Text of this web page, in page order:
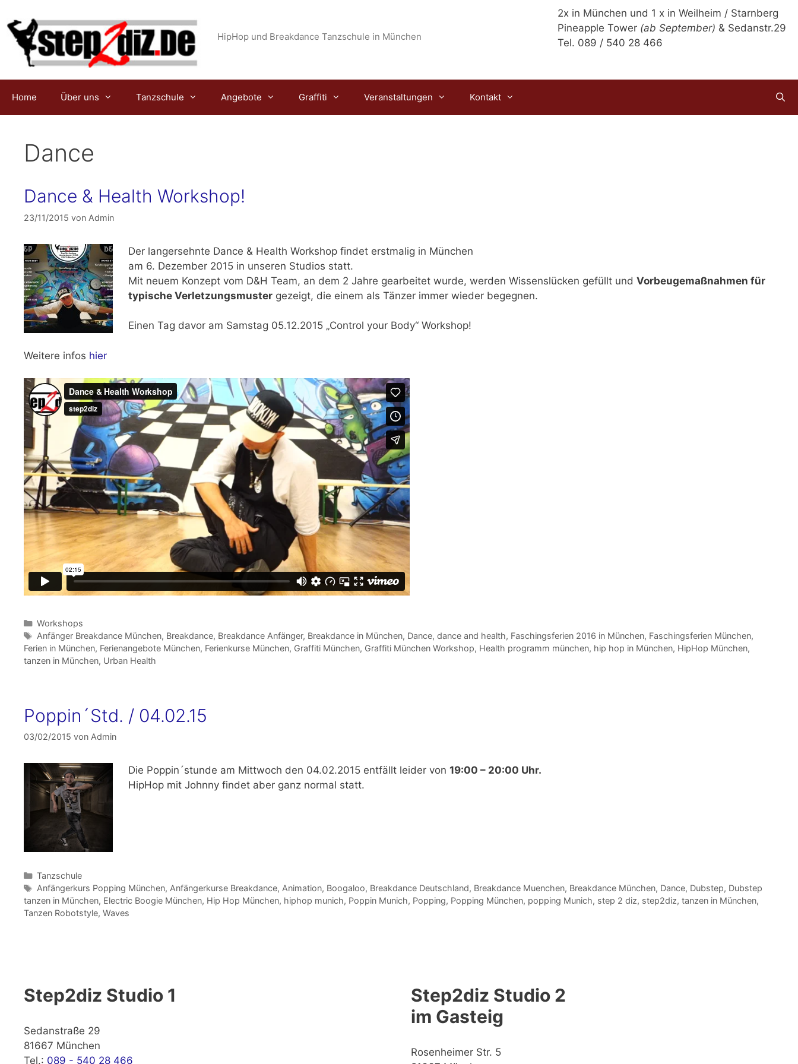
Inhalt
springen
2x in München und 1 x in Weilheim / Starnberg
Pineapple Tower (ab September) & Sedanstr.29
Tel. 089 / 540 28 466
HipHop und Breakdance Tanzschule in München
Home Über uns Tanzschule Angebote Graffiti Veranstaltungen Kontakt
Dance
Dance & Health Workshop!
23/11/2015 von Admin
Der langersehnte Dance & Health Workshopfindet erstmalig in München
am 6. Dezember 2015in unseren Studios statt.
Mit neuem Konzept vom D&H Team, an dem 2 Jahre gearbeitet wurde, werden Wissenslücken gefüllt und Vorbeugemaßnahmen für
typische Verletzungsmustergezeigt, die einem als Tänzer immer wieder begegnen.
Einen Tag davor am Samstag 05.12.2015 „Control your Body“ Workshop!
Weitere infos hier
Kategorien
Workshops
Schlagwörter
Anfänger Breakdance München, Breakdance, Breakdance Anfänger, Breakdance in München, Dance, dance and health, Faschingsferien 2016 in München, Faschingsferien München,
Ferien in München, Ferienangebote München, Ferienkurse München, Graffiti München, Graffiti München Workshop, Health programm münchen, hip hop in München, HipHop München,
tanzen in München, Urban Health
Poppin´Std. / 04.02.15
03/02/2015 von Admin
Die Poppin´stunde am Mittwoch den 04.02.2015entfällt leider von 19:00 – 20:00 Uhr.
HipHop mit Johnny findet aber ganz normal statt.
Kategorien
Tanzschule
Schlagwörter
Anfängerkurs Popping München, Anfängerkurse Breakdance, Animation, Boogaloo, Breakdance Deutschland, Breakdance Muenchen, Breakdance München, Dance, Dubstep, Dubstep
tanzen in München, Electric Boogie München, Hip Hop München, hiphop munich, Poppin Munich, Popping, Popping München, popping Munich, step 2 diz, step2diz, tanzen in München,
Tanzen Robotstyle, Waves
Step2diz Studio 1
Sedanstraße 29
81667 München
Tel.: 089 - 540 28 466
Step2diz Studio 2
im Gasteig
Rosenheimer Str. 5